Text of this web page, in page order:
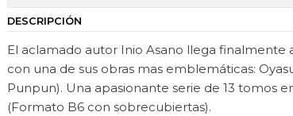
DESCRIPCIÓN
El aclamado autor Inio Asano llega finalmente
con una de sus obras mas emblemáticas:
Punpun). Una apasionante serie de 13 tomos
(Formato B6 con sobrecubiertas).